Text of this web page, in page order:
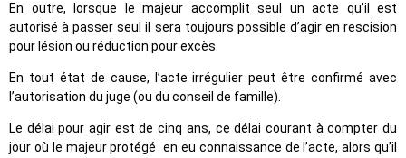
En outre, lorsque le majeur accomplit seul un acte qu’il est
autorisé à passer seul il sera toujours possible d’agir en rescision
pour lésion ou réduction pour excès.
En tout état de cause, l’acte irrégulier peut être confirmé avec
l’autorisation du juge (ou du conseil de famille).
Le délai pour agir est de cinq ans, ce délai courant à compter du
jour où le majeur protégé en eu connaissance de l’acte, alors qu’il